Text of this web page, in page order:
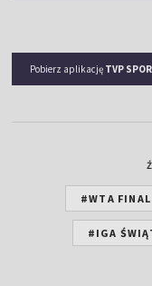
Pobierz aplikację TVP
#WTA
#IGA